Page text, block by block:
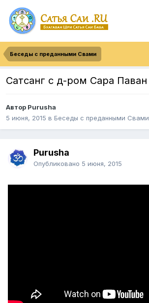
Беседы с преданными Свами
Сатсанг с д-ром Сара Паван
Автор Purusha
5 июня, 2015 в Беседы с преданными Свами
Purusha
Опубликовано 5 июня, 2015